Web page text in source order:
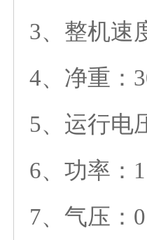
3、整机速
4、净重：
5、运行电
6、功率：
7、气压：